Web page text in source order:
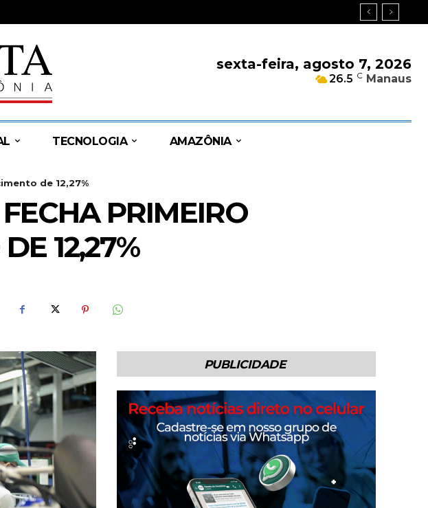
sexta-feira, agosto 7, 2026
26.5 C Manaus
TECNOLOGIA AMAZÔNIA
de 12,27%
PRIMEIRO
12,27%
PUBLICIDADE